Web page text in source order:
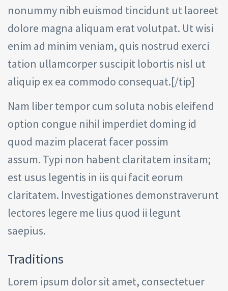
nonummy nibh euismod tincidunt ut laoreet
dolore magna aliquam erat volutpat. Ut wisi
enim ad minim veniam, quis nostrud exerci
tation ullamcorper suscipit lobortis nisl ut
aliquip ex ea commodo consequat.[/tip]
Nam liber tempor cum soluta nobis eleifend
option congue nihil imperdiet doming id
quod mazim placerat facer possim
assum. Typi non habent claritatem insitam;
est usus legentis in iis qui facit eorum
claritatem. Investigationes demonstraverunt
lectores legere me lius quod ii legunt
saepius.
Traditions
Lorem ipsum dolor sit amet, consectetuer